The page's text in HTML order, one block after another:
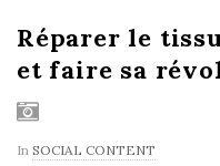
Réparer le
et faire sa
In SOCIAL CONTENT